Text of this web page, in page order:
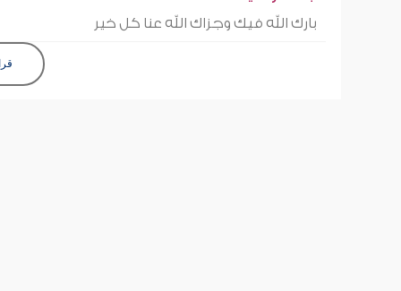
بارك الله فيك وجزاك الله عنا كل خير